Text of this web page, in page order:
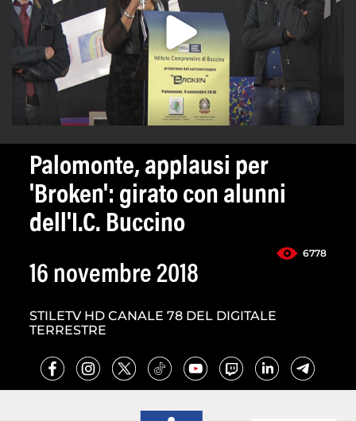
Palomonte, applausi per
'Broken': girato con alunni
dell'I.C. Buccino
6778
16 novembre 2018
STILETV HD CANALE 78 DEL DIGITALE
TERRESTRE